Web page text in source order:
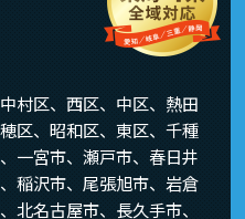
村区、西区、中区、熱田
区、昭和区、東区、千種
一宮市、瀬戸市、春日井
稲沢市、尾張旭市、岩倉
北名古屋市、長久手市、